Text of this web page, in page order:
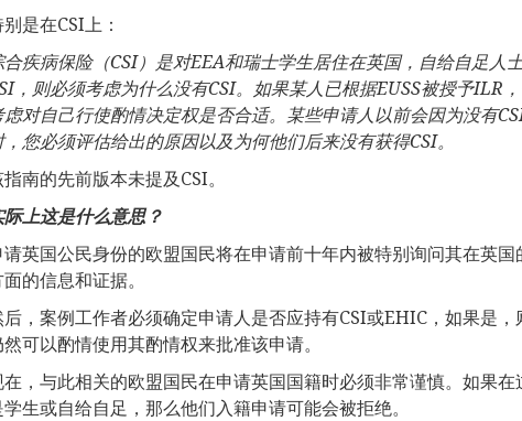
是在CSI上：
合疾病保险（CSI）是对EEA和瑞士学生居住在英国，自给自足人
，则必须考虑为什么没有CSI。如果某人已根据EUSS被授予ILR
虑对自己行使酌情决定权是否合适。某些申请人以前会因为没有
，您必须评估给出的原因以及为何他们后来没有获得CSI。
南的先前版本未提及CSI。
际上这是什么意思？
请英国公民身份的欧盟国民将在申请前十年内被特别询问其在英
的信息和证据。
后，案例工作者必须确定申请人是否应持有CSI或EHIC，如果是
可以酌情使用其酌情权来批准该申请。
在，与此相关的欧盟国民在申请英国国籍时必须非常谨慎。如果
学生或自给自足，那么他们入籍申请可能会被拒绝。